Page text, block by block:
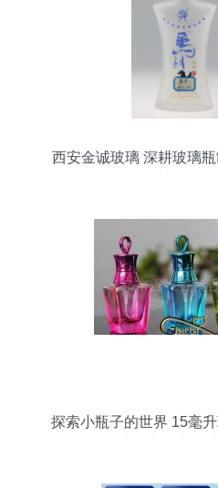
西安金诚玻璃 深耕玻璃
探索小瓶子的世界 15毫